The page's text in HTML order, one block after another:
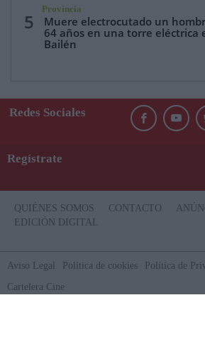
5
Provincia
Muere electrocutado un
64 años en una torre eléctrica
Bailén
Redes Sociales
Regístrate
QUIÉNES SOMOS CONTACTO
EDICIÓN DIGITAL
Aviso Legal Politica de cookies Política de
Cartelera Cine